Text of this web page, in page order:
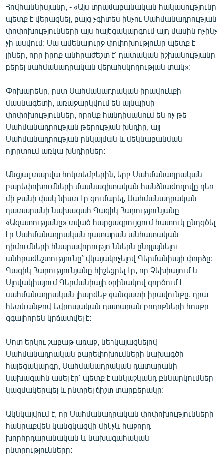
Հովհաննիսյանը, - «Այս տրամաբանական հակասությունը
պետք է վերացնել, բայց չգիտես ինչու Սահմանադրության
փոփոխությունների այս հայեցակարգում այդ մասին ոչինչ
չի ասվում: Սա ամենալուրջ փոփոխությունը պետք է
լիներ, որը իրոք անհրաժեշտ է՝ դատական իշխանությանը
բերել սահմանադրական վերահսկողության տակ»:
Փոխարենը, ըստ Սահմանադրական իրավունքի
մասնագետի, առաջարկվում են այնպիսի
փոփոխություններ, որոնք հանդիսանում են ոչ թե
Սահմանադրության թերության խնդիր, այլ
Սահմանադրության ընկալման և մեկնաբանման
ոլորտում առկա խնդիրներ:
Անցյալ տարվա հոկտեմբերին, երբ Սահմանադրական
բարեփոխումների մասնագիտական հանձնաժողովը դեռ
մի քանի փակ նիստ էր գումարել, Սահմանադրական
դատարանի նախագահ Գագիկ Հարությունյանը
«Ազատությանը» տված հարցազրույցում հատուկ ընդգծել
էր Սահմանադրական դատարան անհատական
դիմումների հնարավորություններն ընդլայնելու
անհրաժեշտությունը՝ վկայակոչելով Գերմանիայի փորձը:
Գագիկ Հարությունյանը հիշեցրել էր, որ Չեխիայում և
Սլովակիայում Գերմանիայի օրինակով գործում է
սահմանադրական լիարժեք գանգատի իրավունքը, դրա
հետևանքով Եվրոպական դատարան բողոքների հոսքը
զգալիորեն կրճատվել է:
Մոտ երկու շաբաթ առաջ, ներկայացնելով
Սահմանադրական բարեփոխումների նախագծի
հայեցակարգը, Սահմանադրական դատարանի
նախագահն ասել էր՝ պետք է անկաշկանդ քննարկումներ
կազմակերպել և ընտրել ճիշտ տարբերակը:
Ակնկալվում է, որ Սահմանադրական փոփոխությունների
հանրաքվեն կանցկացվի մինչև հաջորդ
խորհրդարանական և նախագահական
ընտրությունները: